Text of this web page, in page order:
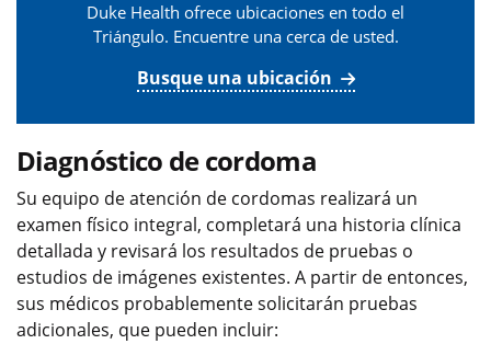
Duke Health ofrece ubicaciones en todo el
Triángulo. Encuentre una cerca de usted.
Busque una ubicación
Diagnóstico de cordoma
Su equipo de atención de cordomas realizará un
examen físico integral, completará una historia clínica
detallada y revisará los resultados de pruebas o
estudios de imágenes existentes. A partir de entonces,
sus médicos probablemente solicitarán pruebas
adicionales, que pueden incluir: